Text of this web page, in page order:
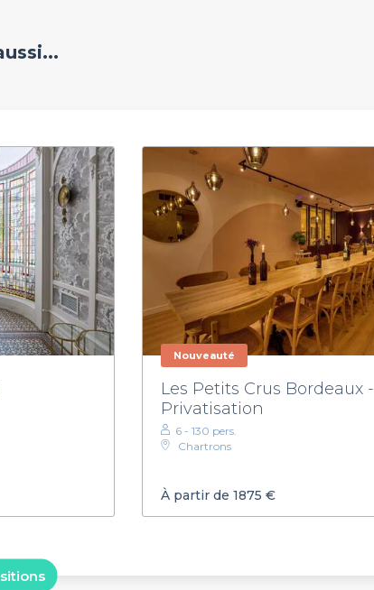
Nouveauté
Les Petits Crus Bordeaux -
Privatisation
6 - 130 pers.
Chartrons
À partir de 1875 €